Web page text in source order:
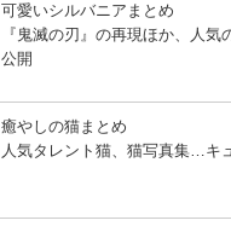
可愛いシルバニアまとめ
『鬼滅の刃』の再現ほか、人気
公開
癒やしの猫まとめ
人気タレント猫、猫写真集…キ